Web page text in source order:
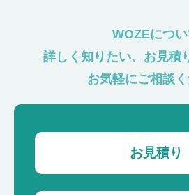
WOZEにつ
詳しく知りたい、お見積
お気軽にご相談
お見積り